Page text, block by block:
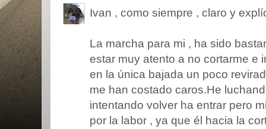
Ivan , como siempre , claro y
La marcha para mi , ha sido
estar muy atento a no cortarme e
en la única bajada un poco
me han costado caros.He
intentando volver ha entrar pero
por la labor , ya que él hacia la